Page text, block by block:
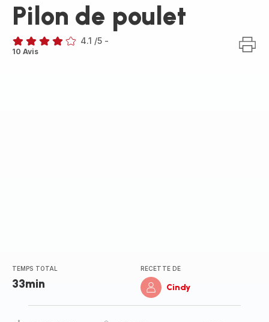
Pilon de poulet
ratings.4.1
4.1 /5 -
10 Avis
TEMPS TOTAL
33min
RECETTE DE
Cindy